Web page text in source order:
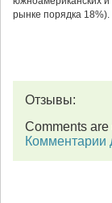
рынке порядка 18%).
Отзывы:
Comments are
Комментарии